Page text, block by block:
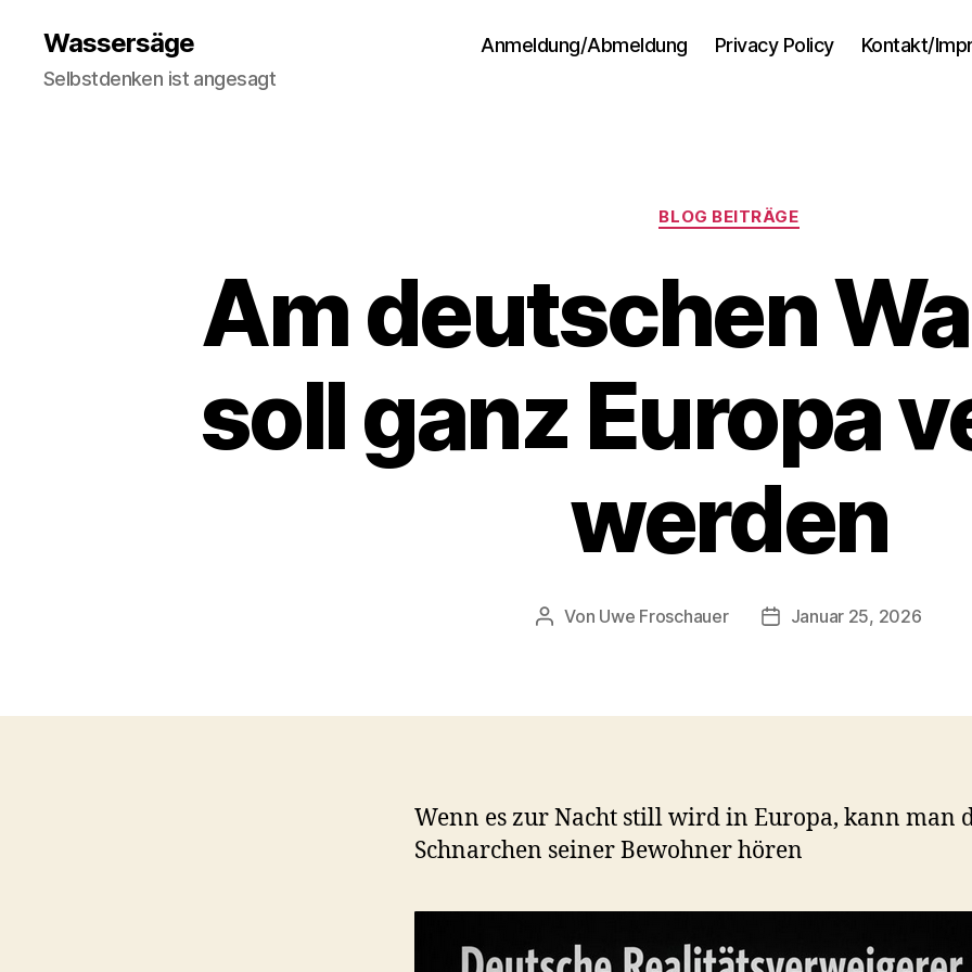
Wassersäge
Selbstdenken ist angesagt
Anmeldung/Abmeldung Privacy Policy Kontakt/
Kategorien
BLOG BEITRÄGE
Am deutschen
soll ganz Europa
werden
Beitragsautor
Von Uwe Froschauer Beitragsdatum
Januar 25, 2026
Wenn es zur Nacht still wird in Europa, kann man
Schnarchen seiner Bewohner hören